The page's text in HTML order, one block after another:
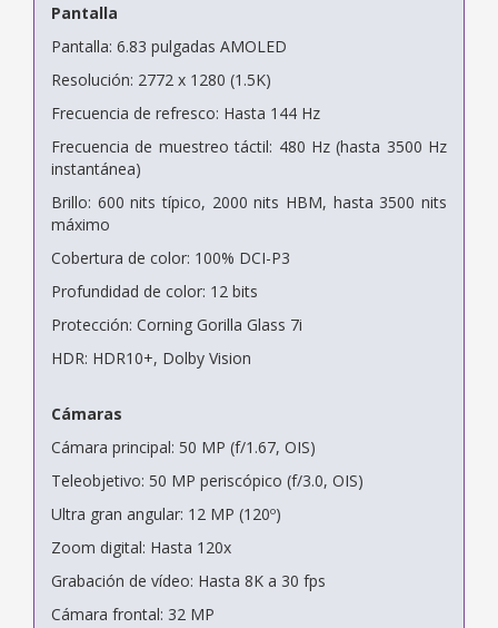
Pantalla
Pantalla: 6.83 pulgadas AMOLED
Resolución: 2772 x 1280 (1.5K)
Frecuencia de refresco: Hasta 144 Hz
Frecuencia de muestreo táctil: 480 Hz (hasta 3500 Hz
instantánea)
Brillo: 600 nits típico, 2000 nits HBM, hasta 3500 nits
máximo
Cobertura de color: 100% DCI-P3
Profundidad de color: 12 bits
Protección: Corning Gorilla Glass 7i
HDR: HDR10+, Dolby Vision
Cámaras
Cámara principal: 50 MP (f/1.67, OIS)
Teleobjetivo: 50 MP periscópico (f/3.0, OIS)
Ultra gran angular: 12 MP (120º)
Zoom digital: Hasta 120x
Grabación de vídeo: Hasta 8K a 30 fps
Cámara frontal: 32 MP